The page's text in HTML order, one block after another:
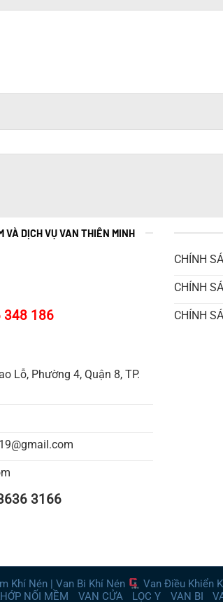
VÀ DỊCH VỤ VAN THIÊN MINH
348 186
Lỗ, Phường 4, Quận 8, TP.
3166
CHÍNH
CHÍNH
CHÍNH
Khí Nén | Van Bi Khí Nén Van Điều Khiển
NỐI MỀM VAN CỬA LỌC Y VAN BI